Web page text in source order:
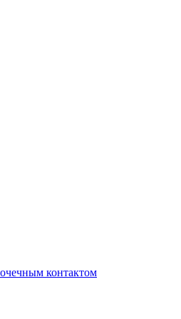
контактом